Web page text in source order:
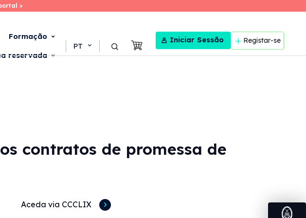
>
>
Formação
reservada
PT User menu Registar-se
Iniciar Sessão
contratos de promessa de
Aceda via CCCLIX